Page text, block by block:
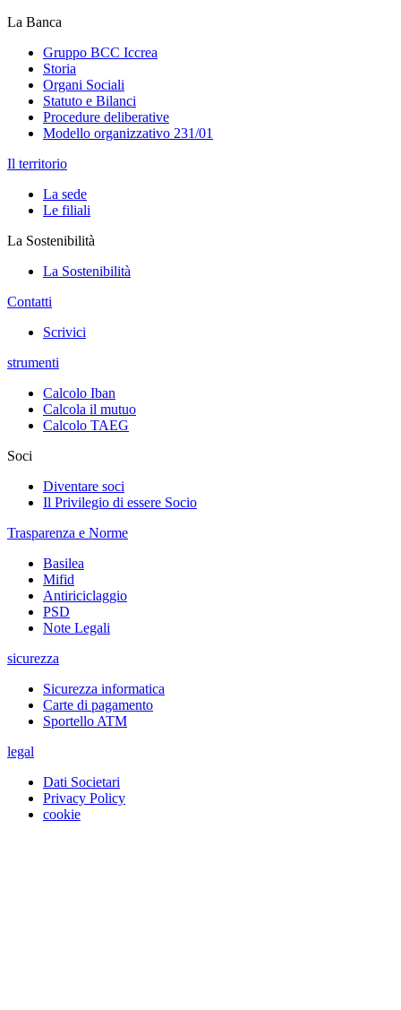
La Banca
Gruppo BCC Iccrea
Storia
Organi Sociali
Statuto e Bilanci
Procedure deliberative
Modello organizzativo 231/01
Il territorio
La sede
Le filiali
La Sostenibilità
La Sostenibilità
Contatti
Scrivici
strumenti
Calcolo Iban
Calcola il mutuo
Calcolo TAEG
Soci
Diventare soci
Il Privilegio di essere Socio
Trasparenza e Norme
Basilea
Mifid
Antiriciclaggio
PSD
Note Legali
sicurezza
Sicurezza informatica
Carte di pagamento
Sportello ATM
legal
Dati Societari
Privacy Policy
cookie